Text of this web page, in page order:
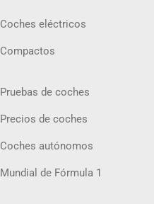
Coches eléctricos
Compactos
Pruebas de coches
Precios de coches
Coches autónomos
Mundial de Fórmula 1